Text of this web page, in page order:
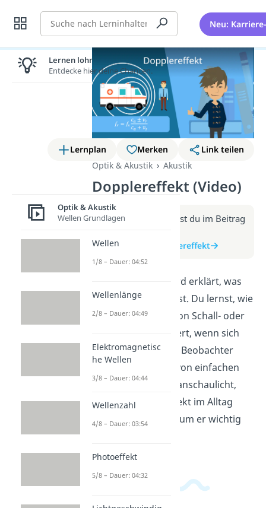
Suche Neu:
Lernplan Merken
Link teilen
Optik & Akustik
Akustik
Dopplereffekt (Video)
Weitere Infos erhältst du im Beitrag
zum Beitrag: Dopplereffekt
In diesem Video wird erklärt, was
der Dopplereffekt ist. Du lernst, wie
sich die Frequenz von Schall- oder
Lichtwellen verändert, wenn sich
die Quelle oder der Beobachter
bewegen. Anhand von einfachen
Beispielen wird veranschaulicht,
wie der Dopplereffekt im Alltag
vorkommt und warum er wichtig
Lernen lohnt sich!
Entdecke hier deine Chancen.
Optik & Akustik
Wellen Grundlagen
Wellen
1/8 – Dauer: 04:52
Wellenlänge
2/8 – Dauer: 04:49
Elektromagnetisc
he Wellen
3/8 – Dauer: 04:44
Wellenzahl
4/8 – Dauer: 03:54
Photoeffekt
5/8 – Dauer: 04:32